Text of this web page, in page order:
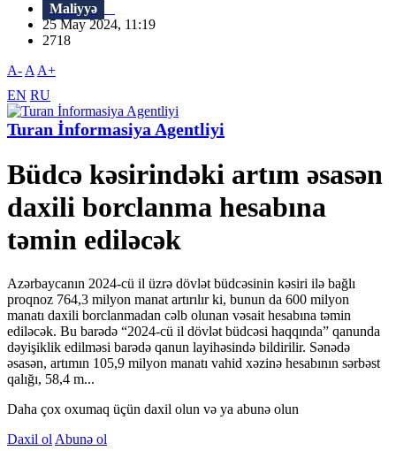
Maliyyə
25 May 2024, 11:19
2718
A- A A+
EN RU
Turan İnformasiya Agentliyi
Büdcə kəsirindəki artım əsasən
daxili borclanma hesabına
təmin ediləcək
Azərbaycanın 2024-cü il üzrə dövlət büdcəsinin kəsiri ilə bağlı
proqnoz 764,3 milyon manat artırılır ki, bunun da 600 milyon
manatı daxili borclanmadan cəlb olunan vəsait hesabına təmin
ediləcək. Bu barədə “2024-cü il dövlət büdcəsi haqqında” qanunda
dəyişiklik edilməsi barədə qanun layihəsində bildirilir. Sənədə
əsasən, artımın 105,9 milyon manatı vahid xəzinə hesabının sərbəst
qalığı, 58,4 m...
Daha çox oxumaq üçün daxil olun və ya abunə olun
Daxil ol Abunə ol